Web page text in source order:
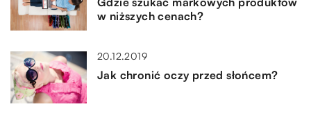
w niższych cenach?
20.12.2019
Jak chronić oczy przed słońcem?